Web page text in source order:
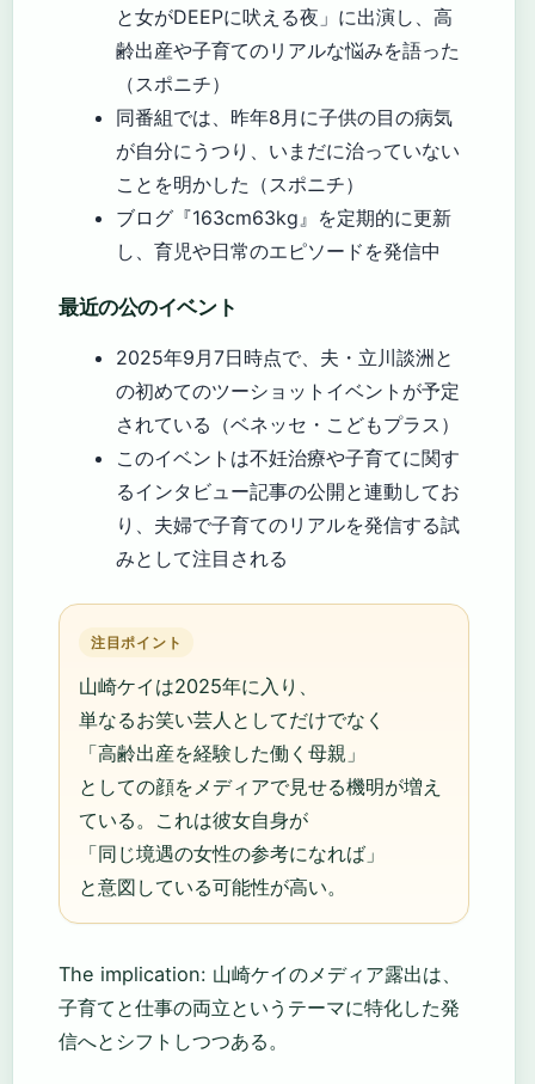
と女がDEEPに吠える夜」に出演し、高
齢出産や子育てのリアルな悩みを語った
（スポニチ）
同番組では、昨年8月に子供の目の病気
が自分にうつり、いまだに治っていない
ことを明かした（スポニチ）
ブログ『163cm63kg』を定期的に更新
し、育児や日常のエピソードを発信中
最近の公のイベント
2025年9月7日時点で、夫・立川談洲と
の初めてのツーショットイベントが予定
されている（ベネッセ・こどもプラス）
このイベントは不妊治療や子育てに関す
るインタビュー記事の公開と連動してお
り、夫婦で子育てのリアルを発信する試
みとして注目される
注目ポイント
山崎ケイは2025年に入り、
単なるお笑い芸人としてだけでなく
「高齢出産を経験した働く母親」
としての顔をメディアで見せる機明が増え
ている。これは彼女自身が
「同じ境遇の女性の参考になれば」
と意図している可能性が高い。
The implication: 山崎ケイのメディア露出は、
子育てと仕事の両立というテーマに特化した発
信へとシフトしつつある。